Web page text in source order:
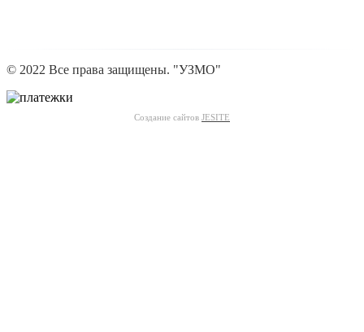
© 2022 Все права защищены. "УЗМО"
Создание сайтов JESITE